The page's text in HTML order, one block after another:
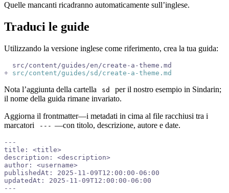
Quelle mancanti ricadranno automaticamente sull’inglese.
Traduci le guide
Utilizzando la versione inglese come riferimento, crea la tua guida:
  src/content/guides/en/create-a-theme.md
+ src/content/guides/sd/create-a-theme.md
Nota l’aggiunta della cartella sd
per il nostro esempio in Sindarin;
il nome della guida rimane invariato.
Aggiorna il frontmatter—i metadati in cima al file racchiusi tra i
marcatori
--- —con titolo, descrizione, autore e date.
---
title: <title>
description: <description>
author: <username>
publishedAt: 2025-11-09T12:00:00-06:00
updatedAt: 2025-11-09T12:00:00-06:00
---